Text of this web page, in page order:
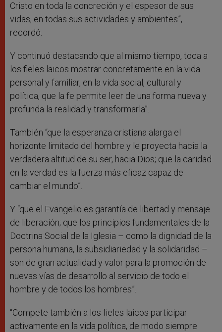
Cristo en toda la concreción y el espesor de sus
vidas, en todas sus actividades y ambientes”,
recordó.
Y continuó destacando que al mismo tiempo, toca a
los fieles laicos mostrar concretamente en la vida
personal y familiar, en la vida social, cultural y
política, que la fe permite leer de una forma nueva y
profunda la realidad y transformarla”.
También “que la esperanza cristiana alarga el
horizonte limitado del hombre y le proyecta hacia la
verdadera altitud de su ser, hacia Dios; que la caridad
en la verdad es la fuerza más eficaz capaz de
cambiar el mundo”.
Y “que el Evangelio es garantía de libertad y mensaje
de liberación; que los principios fundamentales de la
Doctrina Social de la Iglesia – como la dignidad de la
persona humana, la subsidiariedad y la solidaridad –
son de gran actualidad y valor para la promoción de
nuevas vías de desarrollo al servicio de todo el
hombre y de todos los hombres”.
“Compete también a los fieles laicos participar
activamente en la vida política, de modo siempre